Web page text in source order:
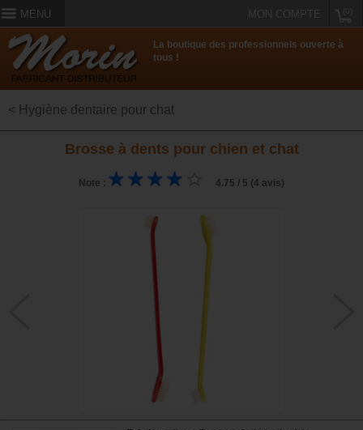
MENU MON COMPTE
La boutique des professionnels ouverte à
tous !
< Hygiène dentaire pour chat
Brosse à dents pour chien et chat
Note : 4.75 / 5 (4 avis)